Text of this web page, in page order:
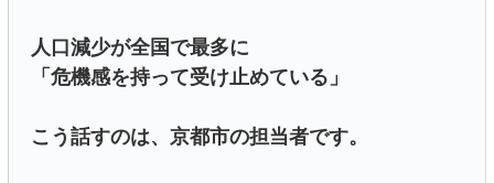
人口減少が全国で最多に
「危機感を持って受け止めている」
こう話すのは、京都市の担当者です。